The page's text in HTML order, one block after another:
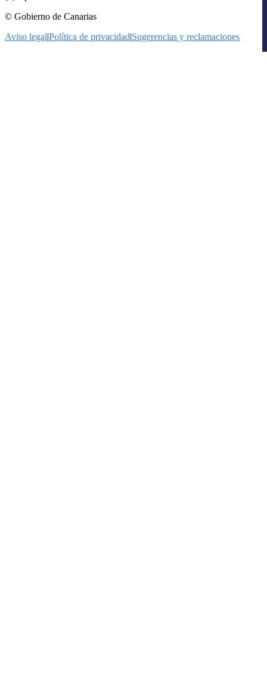
© Gobierno de Canarias
Aviso legal|Política de privacidad|Sugerencias y reclamaciones